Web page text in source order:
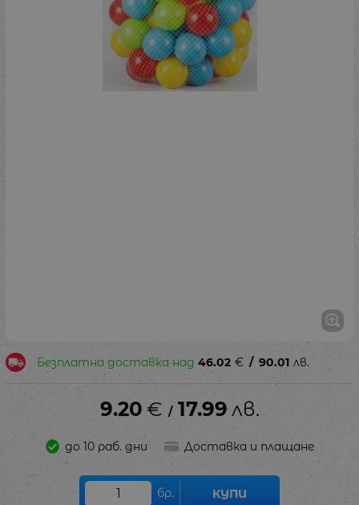
Безплатна доставка над 46.02 € / 90.01 лв.
9.20 € / 17.99 лв.
до 10 раб. дни Доставка и плащане
бр. КУПИ